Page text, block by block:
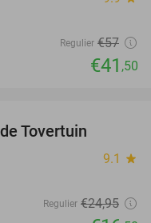
Regulier €57
€41 ,50
Tovertuin
9.1 star
Regulier €24,95